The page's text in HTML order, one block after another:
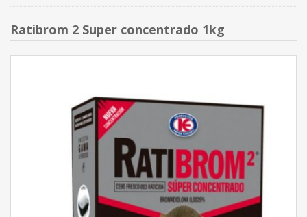
Ratibrom 2 Super concentrado 1kg